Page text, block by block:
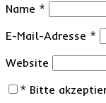
Name *
E-Mail-Adresse *
Website
* Bitte